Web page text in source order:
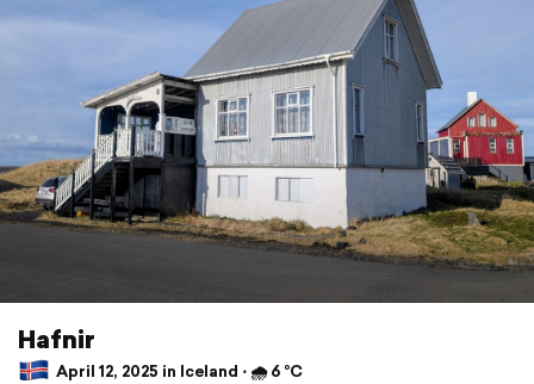
Hafnir
April 12, 2025 in Iceland ⋅ 🌧 6 °C